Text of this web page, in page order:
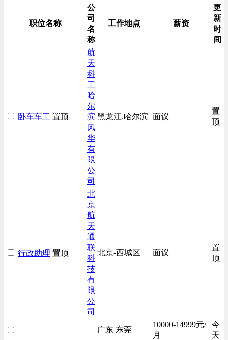
综合技术类职位名称
公
司
名
称
工作地点 薪资
更
新
时
间
卧车车工 置顶
航
天
科
工
哈
尔
滨
风
华
有
限
公
司
黑龙江.哈尔滨 面议
置
顶
行政助理 置顶
北
京
航
天
通
联
科
技
有
限
公
司
北京-西城区 面议
置
顶
广东 东莞
10000-14999元/
月
今
天